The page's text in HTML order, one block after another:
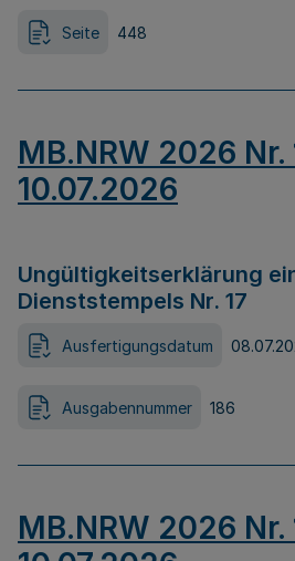
Seite 448
MB.NRW 2026 Nr.
10.07.2026
Ungültigkeitserklärung
Dienststempels Nr. 17
Ausfertigungsdatum
Ausgabennummer 186
MB.NRW 2026 Nr.